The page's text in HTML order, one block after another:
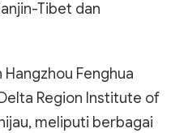
Tibet dan
Fenghua
Region Institute of
meliputi berbagai